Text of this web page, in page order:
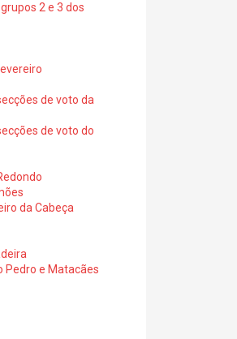
2 e 3 dos
de voto da
de voto do
da Cabeça
Pedro e Matacães